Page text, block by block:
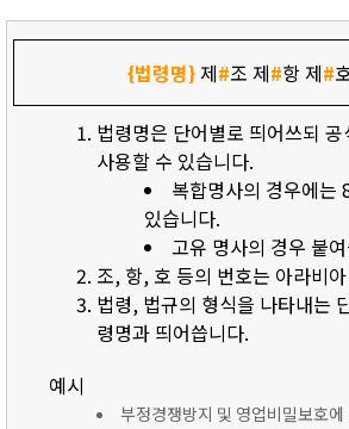
{법령명}제#조 제#항 제#
법령명은 단어별로 띄어쓰되
사용할 수 있습니다.
복합명사의 경우에는
있습니다.
고유 명사의 경우 붙
조, 항, 호 등의 번호는 아라비
법령, 법규의 형식을 나타내는
령명과 띄어씁니다.
예시
부정경쟁방지 및 영업비밀보호